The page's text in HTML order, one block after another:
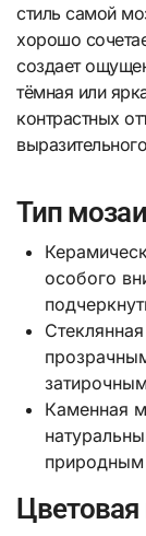
стиль самой
хорошо
создает
тёмная или
контрастных
Тип
особого
Каменная
Цветовая